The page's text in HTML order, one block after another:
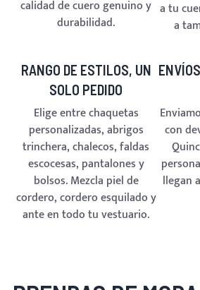
calidad de cuero genuino y
durabilidad.
a tu
a
RANGO DE ESTILOS, UN
SOLO PEDIDO
Elige entre chaquetas
personalizadas, abrigos
trinchera, chalecos, faldas
escocesas, pantalones y
bolsos. Mezcla piel de
cordero, cordero esquilado y
ante en todo tu vestuario.
con
llegan